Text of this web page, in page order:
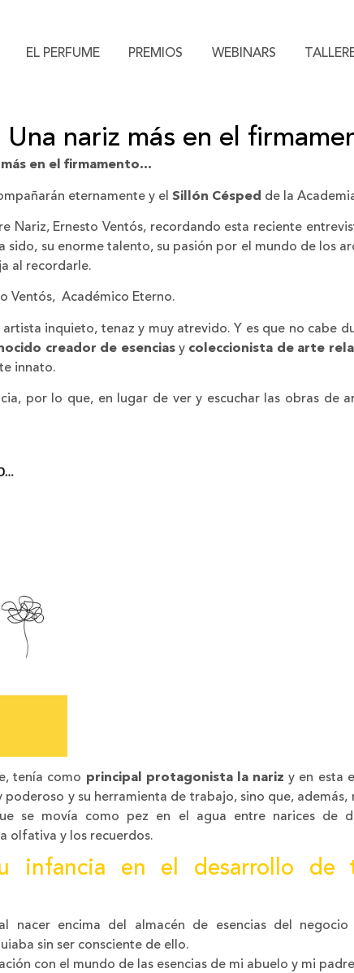
EL PERFUME PREMIOS WEBINARS
Una nariz más en el
más en el firmamento…
eternamente y el Sillón Césped de la
Nariz, Ernesto Ventós, recordando esta reciente
sido, su enorme talento, su pasión por el mundo de los
al recordarle.
Ventós, Académico Eterno.
inquieto, tenaz y muy atrevido. Y es que no cabe
creador de esenciasy coleccionista de arte
innato.
por lo que, en lugar de ver y escuchar las obras de
tenía como principal protagonista la nariz y en esta
y su herramienta de trabajo, sino que, además,
se movía como pez en el agua entre narices de
olfativa y los recuerdos.
infancia en el desarrollo
nacer encima del almacén de esencias del
sin ser consciente de ello.
con el mundo de las esencias de mi abuelo y mi